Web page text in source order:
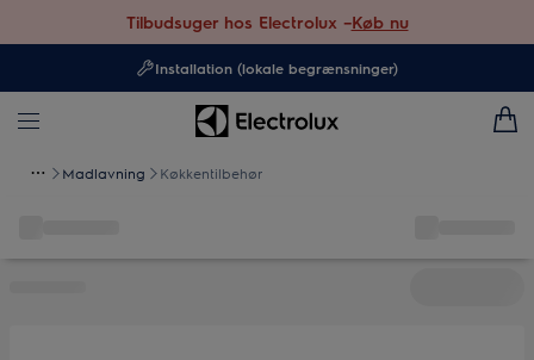
Tilbudsuger hos Electrolux –Køb nu
Installation (lokale begrænsninger)
Madlavning Køkkentilbehør